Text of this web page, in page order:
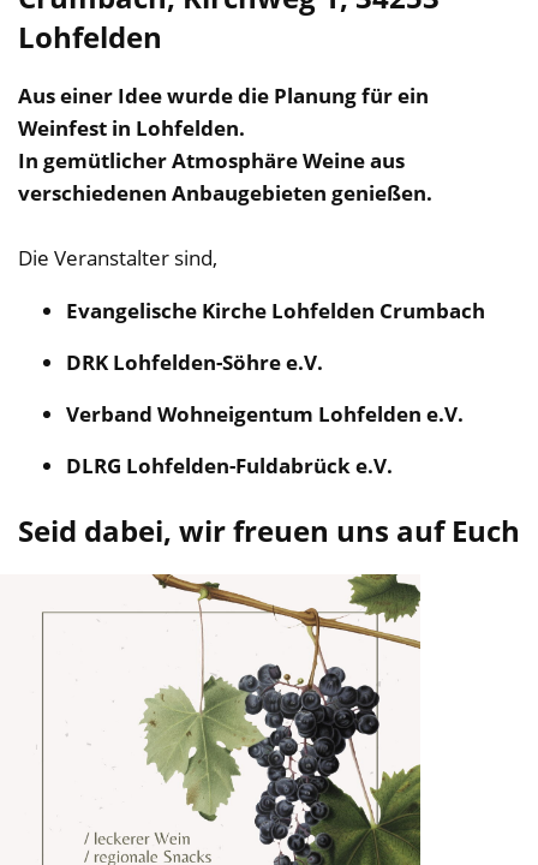
Lohfelden
Aus einer Idee wurde die Planung für ein
Weinfest in Lohfelden.
In gemütlicher Atmosphäre Weine aus
verschiedenen Anbaugebieten genießen.
Die Veranstalter sind,
Evangelische Kirche Lohfelden Crumbach
DRK Lohfelden-Söhre e.V.
Verband Wohneigentum Lohfelden e.V.
DLRG Lohfelden-Fuldabrück e.V.
Seid dabei, wir freuen uns auf Euch